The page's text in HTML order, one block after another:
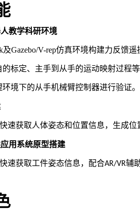
教学科研环境
及Gazebo/V-rep仿真环境构建力反
标定、主手到从手的运动映射过程
境下的从手机械臂控制器进行验证
速获取人体姿态和位置信息，生成位
用系统原型搭建
速获取工件姿态信息， 配合AR/VR辅